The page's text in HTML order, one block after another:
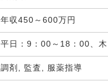
年収450～600万円
平日：9：00～18：00、
調剤, 監査, 服薬指導